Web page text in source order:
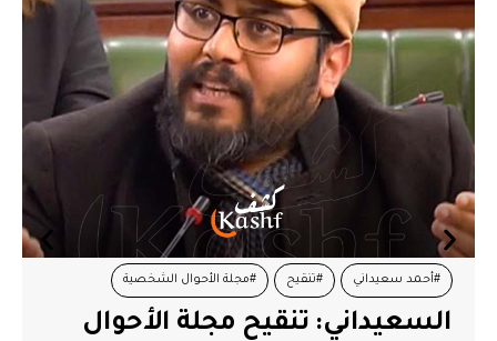
#أحمد سعيداني #تنقيح #مجلة الأحوال الشخصية
السعيداني: تنقيح مجلة الأحوال